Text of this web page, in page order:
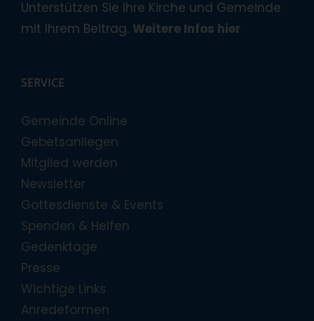
Unterstützen Sie Ihre Kirche und Gemeinde
mit Ihrem Beitrag. Weitere Infos hier
SERVICE
Gemeinde Online
Gebetsanliegen
Mitglied werden
Newsletter
Gottesdienste & Events
Spenden & Helfen
Gedenktage
Presse
Wichtige Links
Anredeformen